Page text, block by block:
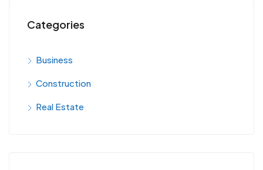
Categories
Business
Construction
Real Estate